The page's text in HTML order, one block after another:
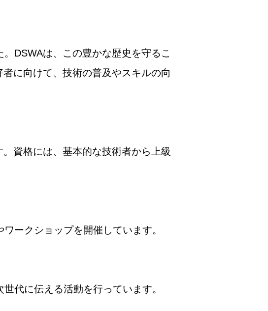
DSWAは、この豊かな歴史を守るこ
に向けて、技術の普及やスキルの向
資格には、基本的な技術者から上級
ークショップを開催しています。
代に伝える活動を行っています。